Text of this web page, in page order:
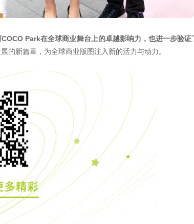
Park在全球商业舞台上的卓越影响力，也进一步验
的新篇章，为全球商业版图注入新的活力与动力。